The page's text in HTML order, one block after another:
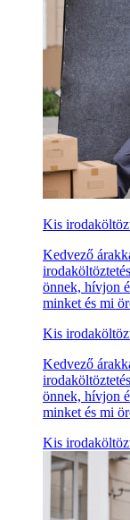
Kis
Kedvező
önnek, hívjon
minket és mi
Kis
Kedvező
önnek, hívjon
minket és mi
Kis